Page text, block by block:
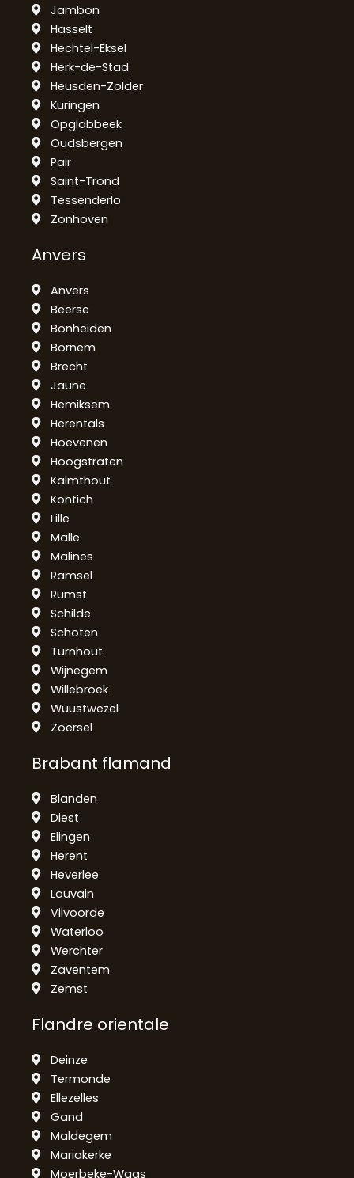
Jambon
Hasselt
Hechtel-Eksel
Herk-de-Stad
Heusden-Zolder
Kuringen
Opglabbeek
Oudsbergen
Pair
Saint-Trond
Tessenderlo
Zonhoven
Anvers
Anvers
Beerse
Bonheiden
Bornem
Brecht
Jaune
Hemiksem
Herentals
Hoevenen
Hoogstraten
Kalmthout
Kontich
Lille
Malle
Malines
Ramsel
Rumst
Schilde
Schoten
Turnhout
Wijnegem
Willebroek
Wuustwezel
Zoersel
Brabant flamand
Blanden
Diest
Elingen
Herent
Heverlee
Louvain
Vilvoorde
Waterloo
Werchter
Zaventem
Zemst
Flandre orientale
Deinze
Termonde
Ellezelles
Gand
Maldegem
Mariakerke
Moerbeke-Waas